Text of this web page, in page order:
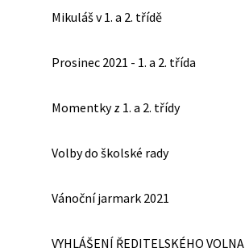
Mikuláš v 1. a 2. třídě
Prosinec 2021 - 1. a 2. třída
Momentky z 1. a 2. třídy
Volby do školské rady
Vánoční jarmark 2021
VYHLÁŠENÍ ŘEDITELSKÉHO VOLNA